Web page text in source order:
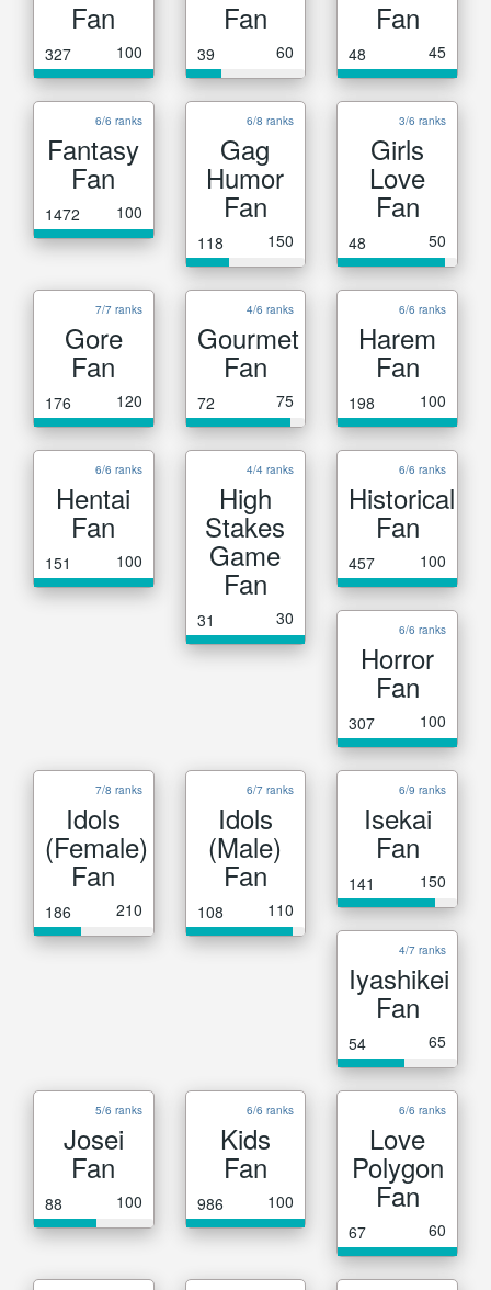
Fan
327 100
Fan
39 60
Fan
48 45
6/6 ranks
Fantasy
Fan
1472 100
6/8 ranks
Gag
Humor
Fan
118 150
3/6 ranks
Girls
Love
Fan
48 50
7/7 ranks
Gore
Fan
176 120
4/6 ranks
Gourmet
Fan
72 75
6/6 ranks
Harem
Fan
198 100
6/6 ranks
Hentai
Fan
151 100
4/4 ranks
High
Stakes
Game
Fan
31 30
6/6 ranks
Historical
Fan
457 100
6/6 ranks
Horror
Fan
307 100
7/8 ranks
Idols
(Female)
Fan
186 210
6/7 ranks
Idols
(Male)
Fan
108 110
6/9 ranks
Isekai
Fan
141 150
4/7 ranks
Iyashikei
Fan
54 65
5/6 ranks
Josei
Fan
88 100
6/6 ranks
Kids
Fan
986 100
6/6 ranks
Love
Polygon
Fan
67 60